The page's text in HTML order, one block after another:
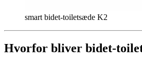
smart bidet-toiletsæde K2
Hvorfor bliver bidet-